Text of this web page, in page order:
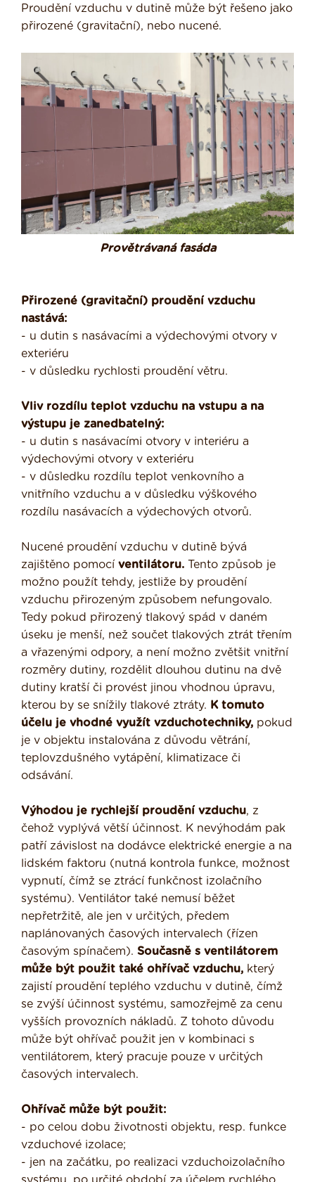
Proudění vzduchu v dutině může být řešeno jako
přirozené (gravitační), nebo nucené.
Provětrávaná fasáda
Přirozené (gravitační) proudění vzduchu
nastává:
- u dutin s nasávacími a výdechovými otvory v
exteriéru
- v důsledku rychlosti proudění větru.
Vliv rozdílu teplot vzduchu na vstupu a na
výstupu je zanedbatelný:
- u dutin s nasávacími otvory v interiéru a
výdechovými otvory v exteriéru
- v důsledku rozdílu teplot venkovního a
vnitřního vzduchu a v důsledku výškového
rozdílu nasávacích a výdechových otvorů.
Nucené proudění vzduchu v dutině bývá
zajištěno pomocí ventilátoru. Tento způsob je
možno použít tehdy, jestliže by proudění
vzduchu přirozeným způsobem nefungovalo.
Tedy pokud přirozený tlakový spád v daném
úseku je menší, než součet tlakových ztrát třením
a vřazenými odpory, a není možno zvětšit vnitřní
rozměry dutiny, rozdělit dlouhou dutinu na dvě
dutiny kratší či provést jinou vhodnou úpravu,
kterou by se snížily tlakové ztráty. K tomuto
účelu je vhodné využít vzduchotechniky, pokud
je v objektu instalována z důvodu větrání,
teplovzdušného vytápění, klimatizace či
odsávání.
Výhodou je rychlejší proudění vzduchu, z
čehož vyplývá větší účinnost. K nevýhodám pak
patří závislost na dodávce elektrické energie a na
lidském faktoru (nutná kontrola funkce, možnost
vypnutí, čímž se ztrácí funkčnost izolačního
systému). Ventilátor také nemusí běžet
nepřetržitě, ale jen v určitých, předem
naplánovaných časových intervalech (řízen
časovým spínačem). Současně s ventilátorem
může být použit také ohřívač vzduchu, který
zajistí proudění teplého vzduchu v dutině, čímž
se zvýší účinnost systému, samozřejmě za cenu
vyšších provozních nákladů. Z tohoto důvodu
může být ohřívač použit jen v kombinaci s
ventilátorem, který pracuje pouze v určitých
časových intervalech.
Ohřívač může být použit:
- po celou dobu životnosti objektu, resp. funkce
vzduchové izolace;
- jen na začátku, po realizaci vzduchoizolačního